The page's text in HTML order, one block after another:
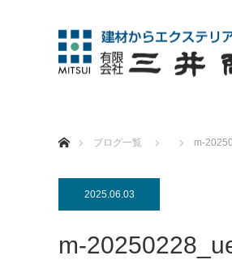
ブログ一覧
m-
2025.06.03
m-